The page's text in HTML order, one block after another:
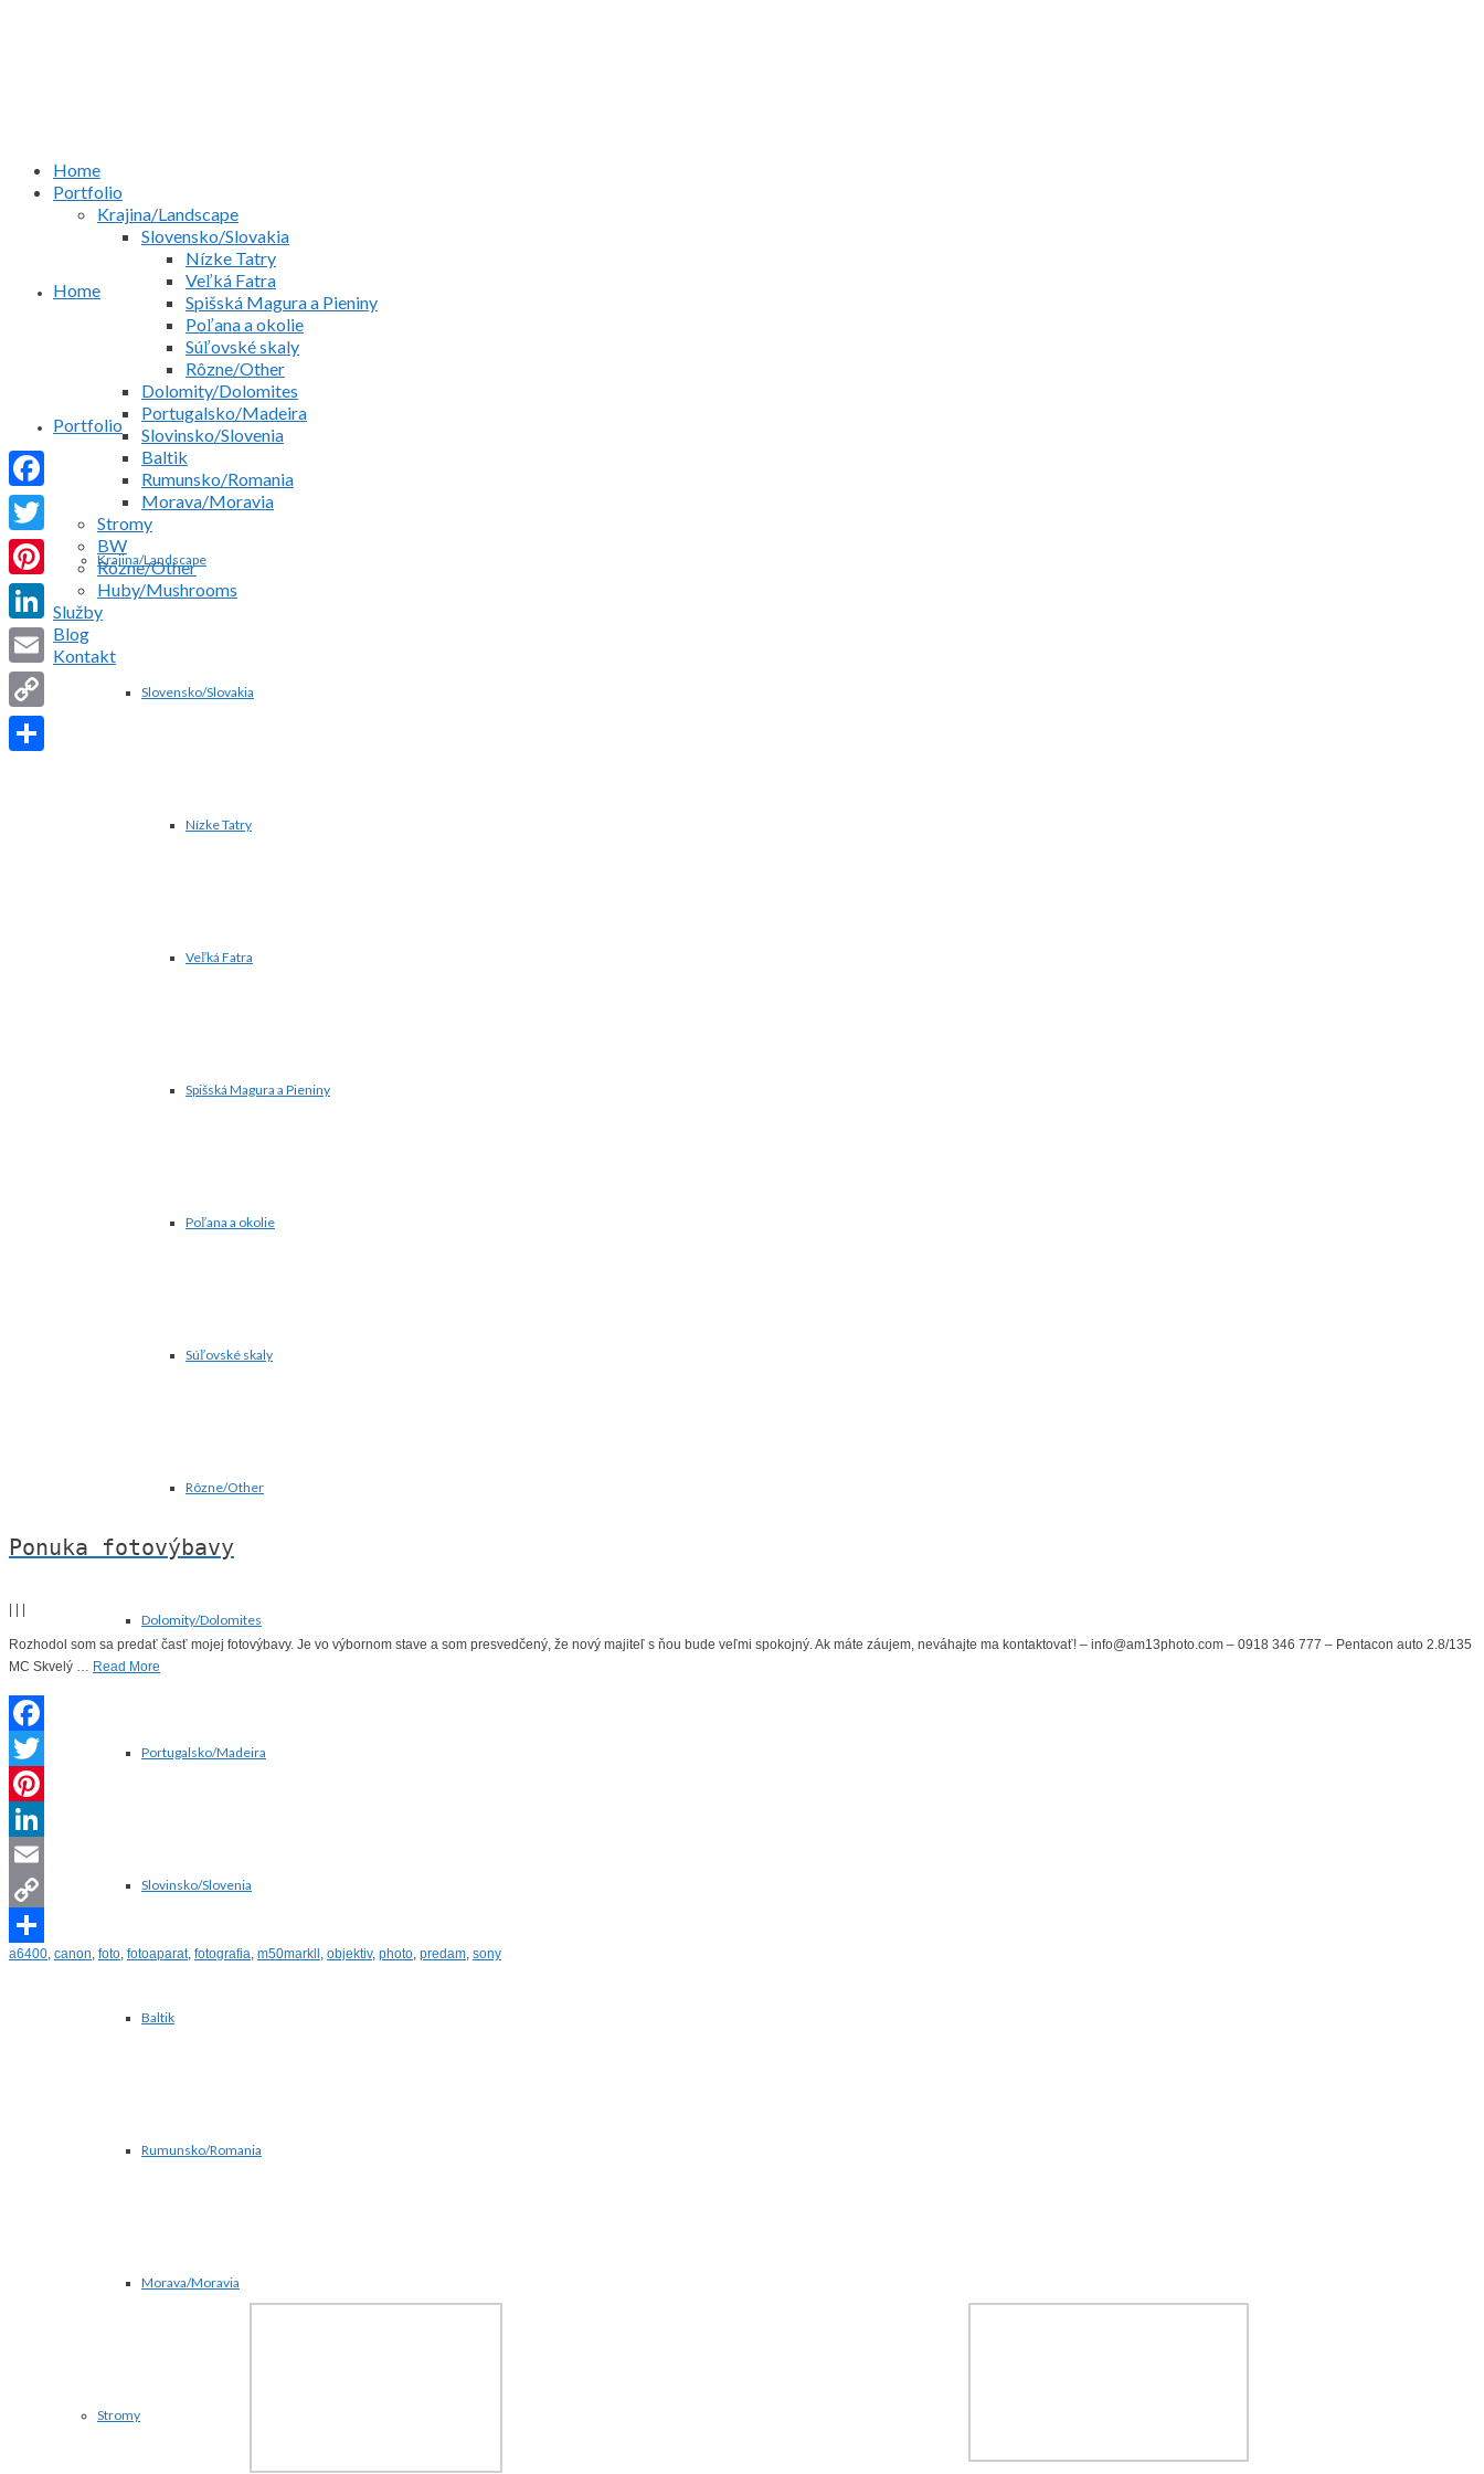
Home
Portfolio
Krajina/Landscape
Slovensko/Slovakia
Nízke Tatry
Veľká Fatra
Spišská Magura a Pieniny
Poľana a okolie
Súľovské skaly
Rôzne/Other
Dolomity/Dolomites
Portugalsko/Madeira
Slovinsko/Slovenia
Baltik
Rumunsko/Romania
Morava/Moravia
Stromy
Home
Portfolio
Krajina/Landscape
Slovensko/Slovakia
Nízke Tatry
Veľká Fatra
Spišská Magura a Pieniny
Poľana a okolie
Súľovské skaly
Rôzne/Other
Dolomity/Dolomites
Portugalsko/Madeira
Slovinsko/Slovenia
Baltik
Rumunsko/Romania
Morava/Moravia
Stromy
BW
Rôzne/Other
Huby/Mushrooms
Služby
Blog
Kontakt
Ponuka fotovýbavy
Rozhodol som sa predať časť mojej fotovýbavy. Je vo výbornom stave a som presvedčený, že nový majiteľ s ňou bude veľmi spokojný. Ak máte záujem, neváhajte ma kontaktovať! – info@am13photo.com – 0918 346 777 – Pentacon auto 2.8/135
MC Skvelý … Read More
Facebook
Twitter
Pinterest
LinkedIn
Email
Copy
Link
Share
a6400, canon, foto, fotoaparat, fotografia, m50markll , objektiv, photo, predam, sony
Facebook
Twitter
Pinterest
LinkedIn
Email
Copy